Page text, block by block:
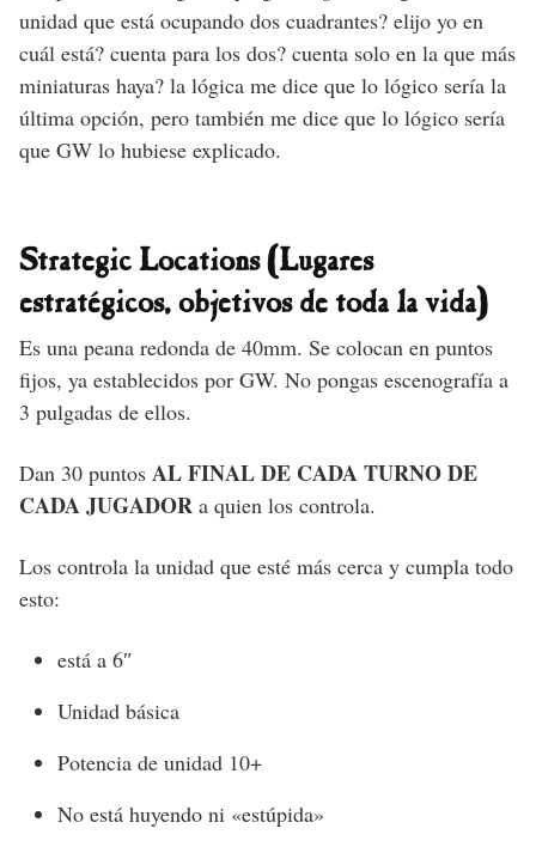
unidad que está ocupando dos cuadrantes? elijo yo en
cuál está? cuenta para los dos? cuenta solo en la que más
miniaturas haya? la lógica me dice que lo lógico sería la
última opción, pero también me dice que lo lógico sería
que GW lo hubiese explicado.
Strategic Locations (Lugares
estratégicos, objetivos de toda la vida)
Es una peana redonda de 40mm. Se colocan en puntos
fijos, ya establecidos por GW. No pongas escenografía a
3 pulgadas de ellos.
Dan 30 puntos AL FINAL DE CADA TURNO DE
CADA JUGADOR a quien los controla.
Los controla la unidad que esté más cerca y cumpla todo
esto:
está a 6″
Unidad básica
Potencia de unidad 10+
No está huyendo ni «estúpida»